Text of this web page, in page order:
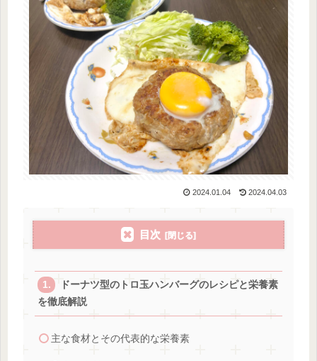
2024.01.04 2024.04.03
目次
ドーナツ型のトロ玉ハンバーグのレシピと栄養素
を徹底解説
主な食材とその代表的な栄養素